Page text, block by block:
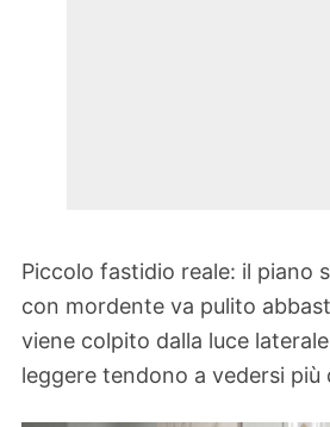
Piccolo fastidio reale: il piano
con mordente va pulito
viene colpito dalla luce
leggere tendono a vedersi più